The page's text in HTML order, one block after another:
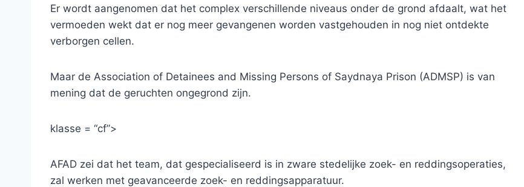
Er wordt aangenomen dat het complex verschillende niveaus onder de grond afdaalt, wat het
vermoeden wekt dat er nog meer gevangenen worden vastgehouden in nog niet ontdekte
verborgen cellen.
Maar de Association of Detainees and Missing Persons of Saydnaya Prison (ADMSP) is van
mening dat de geruchten ongegrond zijn.
klasse = “cf”>
AFAD zei dat het team, dat gespecialiseerd is in zware stedelijke zoek- en reddingsoperaties,
zal werken met geavanceerde zoek- en reddingsapparatuur.